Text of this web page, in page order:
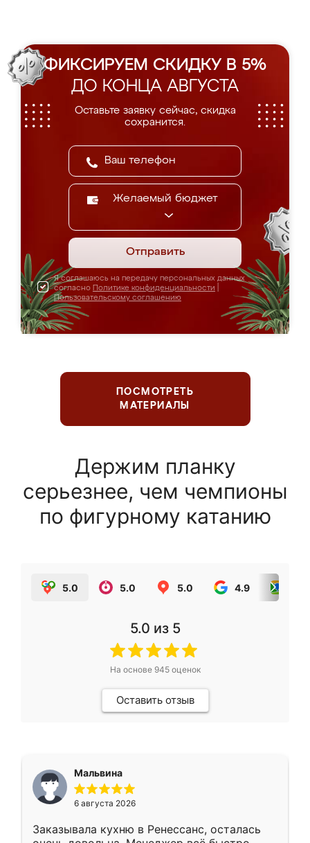
ФИКСИРУЕМ СКИДКУ В 5%
ДО КОНЦА АВГУСТА
Оставьте заявку сейчас, скидка
сохранится.
Желаемый бюджет
Отправить
Я соглашаюсь на передачу персональных данных
согласно Политике конфиденциальности
Пользовательскому соглашению
ПОСМОТРЕТЬ
МАТЕРИАЛЫ
Держим планку
серьезнее, чем чемпионы
по фигурному катанию
5.0 5.0 5.0 4.9
5.0 из 5
На основе 945оценок
Оставить отзыв
Мальвина
6 августа 2026
Заказывала кухню в Ренессанс, осталась